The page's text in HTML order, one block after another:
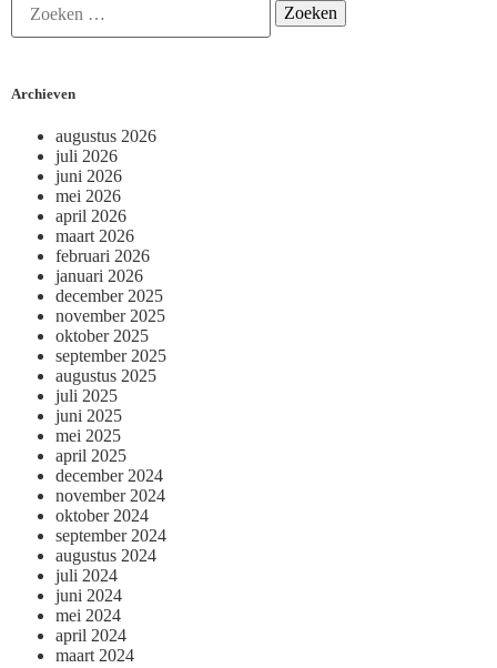
Archieven
augustus 2026
juli 2026
juni 2026
mei 2026
april 2026
maart 2026
februari 2026
januari 2026
december 2025
november 2025
oktober 2025
september 2025
augustus 2025
juli 2025
juni 2025
mei 2025
april 2025
december 2024
november 2024
oktober 2024
september 2024
augustus 2024
juli 2024
juni 2024
mei 2024
april 2024
maart 2024